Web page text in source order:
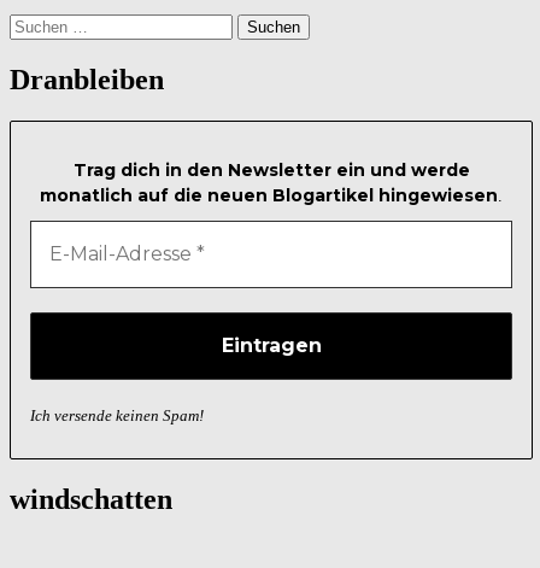
Suchen
nach:
Dranbleiben
Trag dich in den Newsletter ein und werde
monatlich auf die neuen Blogartikel hingewiesen
Ich versende keinen Spam!
windschatten